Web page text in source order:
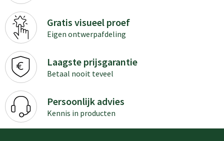
Gratis visueel proef
Eigen ontwerpafdeling
Laagste prijsgarantie
Betaal nooit teveel
Persoonlijk advies
Kennis in producten